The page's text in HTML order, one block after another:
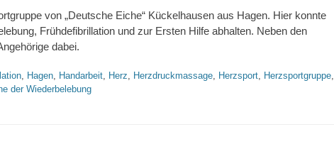
von „Deutsche Eiche“ Kückelhausen aus Hagen. Hier konnte
Frühdefibrillation und zur Ersten Hilfe abhalten. Neben den
dabei.
, Hagen, Handarbeit, Herz, Herzdruckmassage, Herzsport, Herzsportgruppe,
der Wiederbelebung